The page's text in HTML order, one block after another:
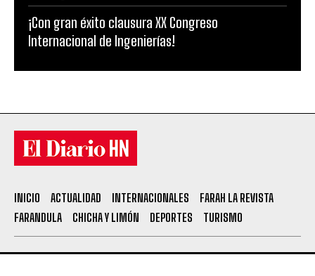
¡Con gran éxito clausura XX Congreso
Internacional de Ingenierías!
INICIO ACTUALIDAD INTERNACIONALES
FARAH LA REVISTA
FARANDULA
CHICHA Y LIMÓN DEPORTES TURISMO